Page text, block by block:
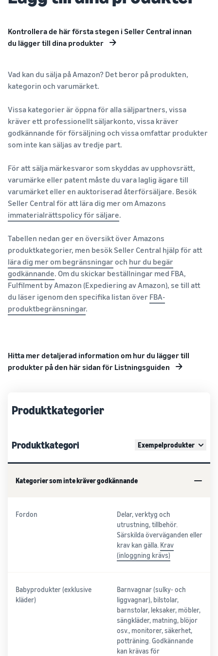
Kontrollera de här första stegen i Seller Central innan
du lägger till dina produkter
Vad kan du sälja på Amazon? Det beror på produkten,
kategorin och varumärket.
Vissa kategorier är öppna för alla säljpartners, vissa
kräver ett professionellt säljarkonto, vissa kräver
godkännande för försäljning och vissa omfattar produkter
som inte kan säljas av tredje part.
För att sälja märkesvaror som skyddas av upphovsrätt,
varumärke eller patent måste du vara laglig ägare till
varumärket eller en auktoriserad återförsäljare. Besök
Seller Central för att lära dig mer om Amazons
immaterialrättspolicy för säljare.
Tabellen nedan ger en översikt över Amazons
produktkategorier, men besök Seller Central hjälp för att
lära dig mer om begränsningar och hur du begär
godkännande. Om du skickar beställningar med FBA,
Fulfilment by Amazon (Expediering av Amazon), se till att
du läser igenom den specifika listan över FBA-
produktbegränsningar.
Hitta mer detaljerad information om hur du lägger till
produkter på den här sidan för Listningsguiden
Produktkategorier
Produktkategori Exempelprodukter
Kategorier som inte kräver godkännande
Fordon
Delar, verktyg och
utrustning, tillbehör.
Särskilda överväganden eller
krav kan gälla. Krav
(inloggning krävs)
Babyprodukter (exklusive
kläder)
Barnvagnar (sulky- och
liggvagnar), bilstolar,
barnstolar, leksaker, möbler,
sängkläder, matning, blöjor
osv., monitorer, säkerhet,
potträning. Godkännande
kan krävas för